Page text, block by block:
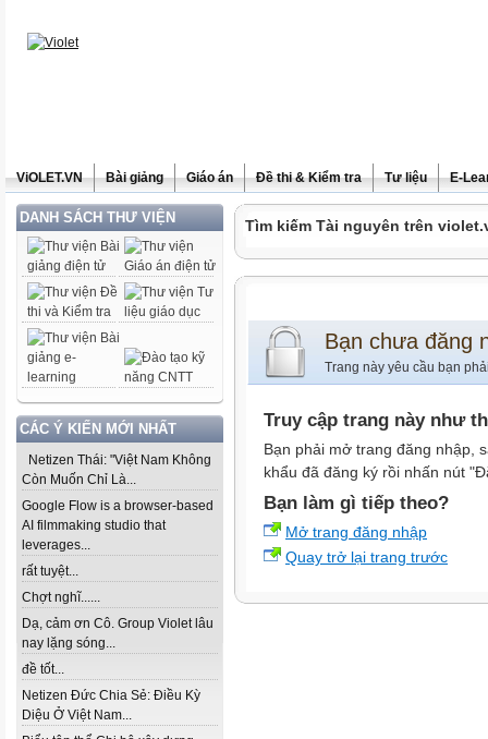
ViOLET.VN Bài giảng Giáo án Đề thi & Kiểm tra Tư liệu E-
DANH SÁCH THƯ VIỆN
CÁC Ý KIẾN MỚI NHẤT
Netizen Thái: "Việt Nam Không
Còn Muốn Chỉ Là...
Google Flow is a browser-based
AI filmmaking studio that
leverages...
rất tuyệt...
Chợt nghĩ......
Dạ, cảm ơn Cô. Group Violet lâu
nay lặng sóng...
đề tốt...
Netizen Đức Chia Sẻ: Điều Kỳ
Diệu Ở Việt Nam...
Tìm kiếm Tài nguyên trên
Bạn chưa đăng
Trang này yêu cầu bạn
Truy cập trang này như
Bạn phải mở trang đăng nhập,
khẩu đã đăng ký rồi nhấn nút
Bạn làm gì tiếp theo?
Mở trang đăng nhập
Quay trở lại trang trước